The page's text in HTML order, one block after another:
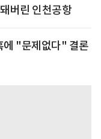
버린 인천공항
에 "문제없다" 결론